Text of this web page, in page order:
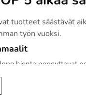
tuotteet säästävät
työn vuoksi.
hionta nopeuttavat